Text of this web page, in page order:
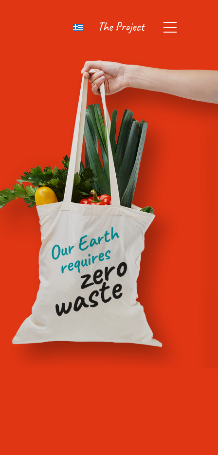
The Project
Zero Waste Cyprus
Intelligent
And Efficient
Reduction In
Island
Learn About The Project